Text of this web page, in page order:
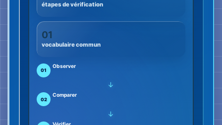
Le point décisif n’était pas seulement mon
rétablissement. J’ai compris que la tension et
les changements de la musculature faciale
peuvent être observés et comparés sur des
J’ai développé la méthodologie Brain-Shot
pendant des années de recherche structurée :
formuler des hypothèses, les tester, les corriger
et les reformuler — avec des milliers d’analyses